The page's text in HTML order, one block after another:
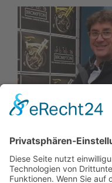
Wir wollen Ihr